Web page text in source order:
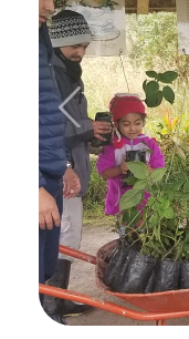
Previous